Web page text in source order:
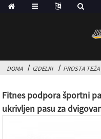
DOMA IZDELKI PROSTA TEŽA
Fitnes podpora športni
ukrivljen pasu za